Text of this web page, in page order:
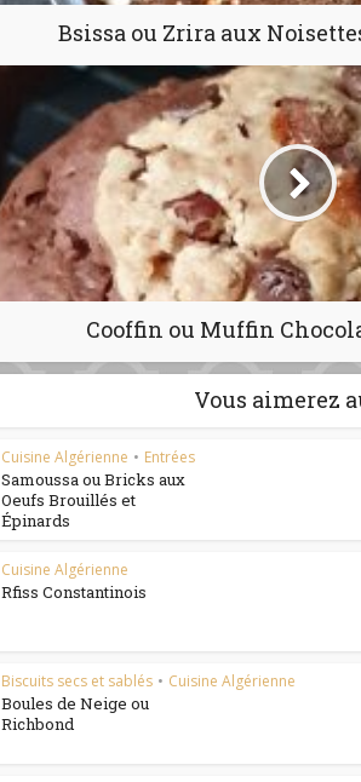
Bsissa ou Zrira aux
Cooffin ou Muffin
Vous aimerez
Cuisine Algérienne • Entrées
Samoussa ou Bricks aux
Oeufs Brouillés et
Épinards
Cuisine Algérienne
Rfiss Constantinois
Biscuits secs et sablés • Cuisine Algérienne
Boules de Neige ou
Richbond